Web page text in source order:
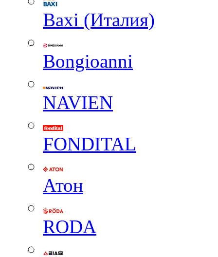
Baxi (Италия)
Вongioanni
NAVIEN
FONDITAL
Атон
RODA